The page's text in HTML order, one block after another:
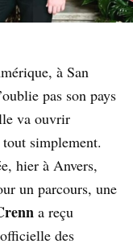
à San
pas son pays
va ouvrir
simplement.
hier à Anvers,
un parcours, une
a reçu
des